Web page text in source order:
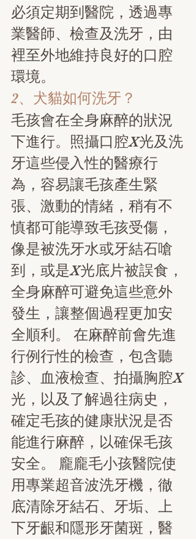
必須定期到醫院，透過專
業醫師、檢查及洗牙，由
裡至外地維持良好的口腔
環境。
2、犬貓如何洗牙？
毛孩會在全身麻醉的狀況
下進行。照攝口腔X光及洗
牙這些侵入性的醫療行
為，容易讓毛孩產生緊
張、激動的情緒，稍有不
慎都可能導致毛孩受傷，
像是被洗牙水或牙結石嗆
到，或是X光底片被誤食，
全身麻醉可避免這些意外
發生，讓整個過程更加安
全順利。
在麻醉前會先進
行例行性的檢查，包含聽
診、血液檢查、拍攝胸腔X
光，以及了解過往病史，
確定毛孩的健康狀況是否
能進行麻醉，以確保毛孩
安全。
龐龐毛小孩醫院使
用專業超音波洗牙機，徹
底清除牙結石、牙垢、上
下牙齦和隱形牙菌斑，醫